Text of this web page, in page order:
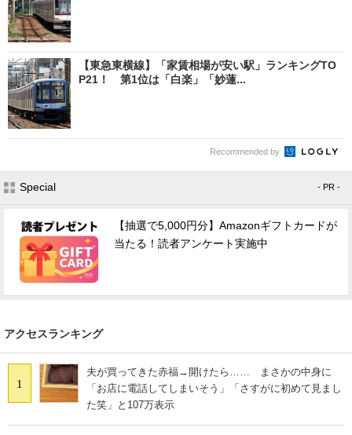
【東急東横線】「家賃相場が安い駅」ランキングTO
P21！ 第1位は「白楽」「妙蓮...
Recommended by
Special - PR -
【抽選で5,000円分】Amazonギフトカードが
当たる！読者アンケート実施中
アクセスランキング
1
夫が買ってきた赤福→開けたら…… まさかの中身に
「お店に電話してしまいそう」「さすがに初めて見まし
た笑」と107万表示